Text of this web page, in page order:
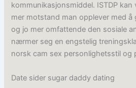
kommunikasjonsmiddel. ISTDP
mer motstand man opplever med å
og jo mer omfattende den sosiale
nærmer seg en engstelig
norsk cam sex personlighetsstil og
Date sider sugar daddy dating